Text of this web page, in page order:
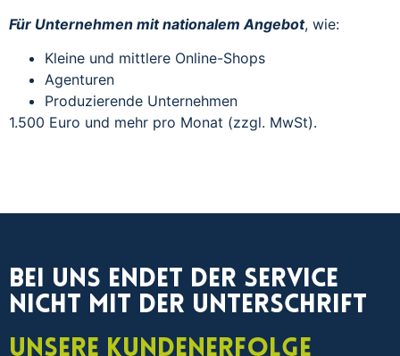
Für Unternehmen mit nationalem Angebot, wie:
Kleine und mittlere Online-Shops
Agenturen
Produzierende Unternehmen
1.500 Euro und mehr pro Monat (zzgl. MwSt).
Bei uns endet der Service
nicht mit der Unterschrift
Unsere Kundenerfolge